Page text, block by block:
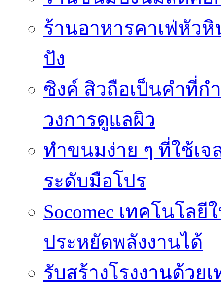
ร้านอาหารคาเฟ่หัว
ปัง
ซิงค์ สิวถือเป็นคำที่ก
วงการดูแลผิว
ทำขนมง่าย ๆ ที่ใช้เ
ระดับมือโปร
Socomec เทคโนโล
ประหยัดพลังงานได้
รับสร้างโรงงานด้วย